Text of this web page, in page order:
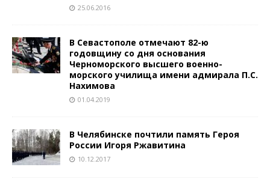
25.06.2016
В Севастополе отмечают 82-ю
годовщину со дня основания
Черноморского высшего военно-
морского училища имени адмирала П.С.
Нахимова
01.04.2019
В Челябинске почтили память Героя
России Игоря Ржавитина
10.12.2017